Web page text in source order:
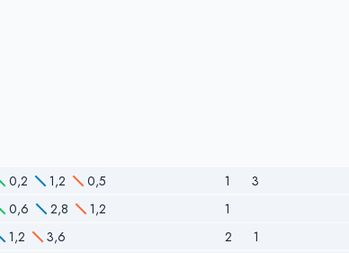
0,2 1,2 0,5 1 3
0,6 2,8 1,2 1
1,2 3,6 2 1